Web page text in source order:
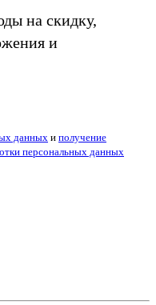
на скидку,
и
данных и получение
персональных данных